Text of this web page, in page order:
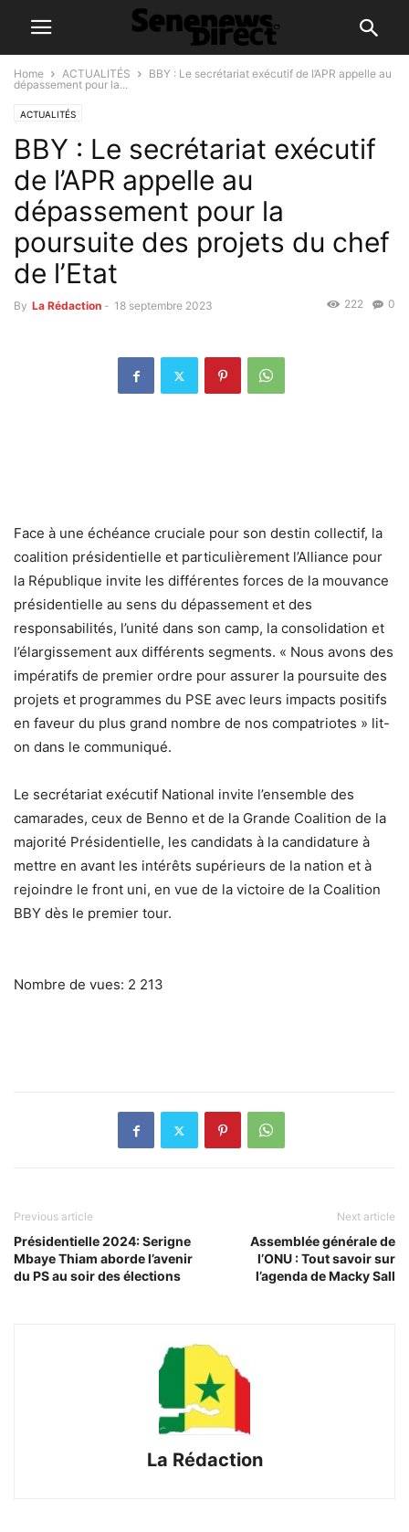
Home ACTUALITÉS
BBY : Le secrétariat exécutif de l’APR appelle au
dépassement pour la...
ACTUALITÉS
BBY : Le secrétariat exécutif
de l’APR appelle au
dépassement pour la
poursuite des projets du chef
de l’Etat
By La Rédaction - 18 septembre 2023 0
222
Face à une échéance cruciale pour son destin collectif, la
coalition présidentielle et particulièrement l’Alliance pour
la République invite les différentes forces de la mouvance
présidentielle au sens du dépassement et des
responsabilités, l’unité dans son camp, la consolidation et
l’élargissement aux différents segments. « Nous avons des
impératifs de premier ordre pour assurer la poursuite des
projets et programmes du PSE avec leurs impacts positifs
en faveur du plus grand nombre de nos compatriotes » lit-
on dans le communiqué.
Le secrétariat exécutif National invite l’ensemble des
camarades, ceux de Benno et de la Grande Coalition de la
majorité Présidentielle, les candidats à la candidature à
mettre en avant les intérêts supérieurs de la nation et à
rejoindre le front uni, en vue de la victoire de la Coalition
BBY dès le premier tour.
Nombre de vues: 2 213
Previous article
Présidentielle 2024: Serigne
Mbaye Thiam aborde l’avenir
du PS au soir des élections
Next article
Assemblée générale de
l’ONU : Tout savoir sur
l’agenda de Macky Sall
La Rédaction